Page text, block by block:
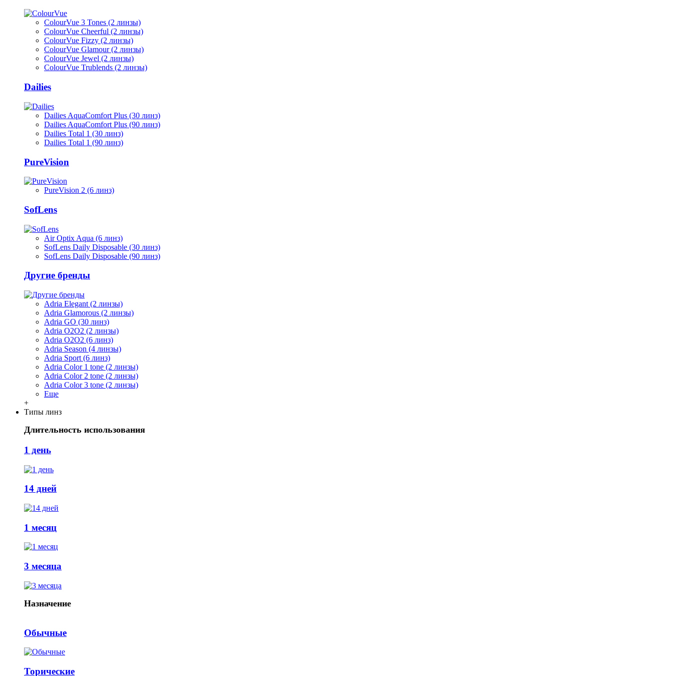
ColourVue 3 Tones (2 линзы)
ColourVue Cheerful (2 линзы)
ColourVue Fizzy (2 линзы)
ColourVue Glamour (2 линзы)
ColourVue Jewel (2 линзы)
ColourVue Trublends (2 линзы)
Dailies
Dailies AquaComfort Plus (30 линз)
Dailies AquaComfort Plus (90 линз)
Dailies Total 1 (30 линз)
Dailies Total 1 (90 линз)
PureVision
PureVision 2 (6 линз)
SofLens
Air Optix Aqua (6 линз)
SofLens Daily Disposable (30 линз)
SofLens Daily Disposable (90 линз)
Другие бренды
Adria Elegant (2 линзы)
Adria Glamorous (2 линзы)
Adria GO (30 линз)
Adria O2O2 (2 линзы)
Adria O2O2 (6 линз)
Adria Season (4 линзы)
Adria Sport (6 линз)
Adria Сolor 1 tone (2 линзы)
Adria Сolor 2 tone (2 линзы)
Adria Сolor 3 tone (2 линзы)
Еще
+
Типы линз
Длительность использования
1 день
14 дней
1 месяц
3 месяца
Назначение
Обычные
Торические